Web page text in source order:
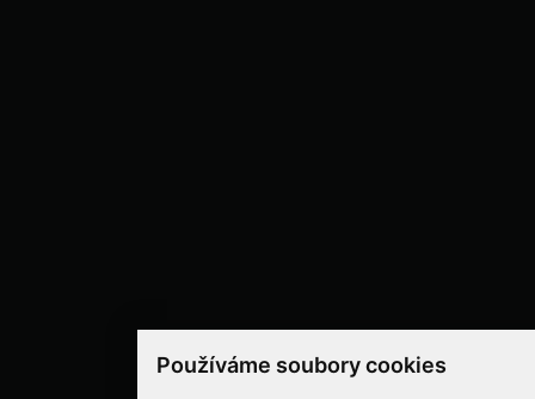
Používáme soubory cookies